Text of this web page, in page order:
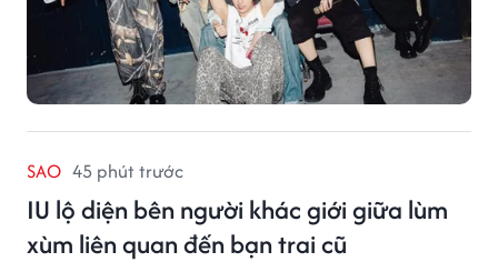
SAO 45 phút trước
IU lộ diện bên người khác giới giữa lùm
xùm liên quan đến bạn trai cũ